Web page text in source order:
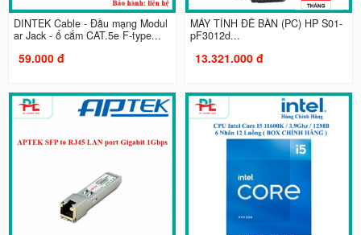
DINTEK Cable - Đầu mạng Modul
ar Jack - ổ cắm CAT.5e F-type...
59.000 đ
MÁY TÍNH ĐỂ BÀN (PC) HP S01-
pF3012d...
13.321.000 đ